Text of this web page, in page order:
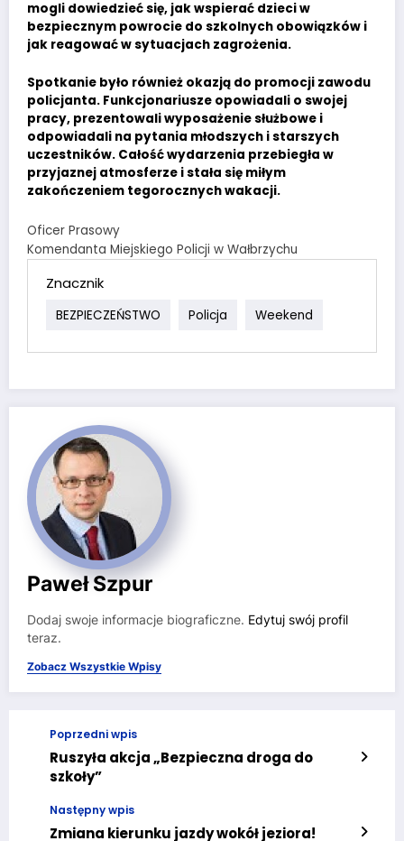
mogli dowiedzieć się, jak wspierać dzieci w
bezpiecznym powrocie do szkolnych obowiązków i
jak reagować w sytuacjach zagrożenia.
Spotkanie było również okazją do promocji zawodu
policjanta. Funkcjonariusze opowiadali o swojej
pracy, prezentowali wyposażenie służbowe i
odpowiadali na pytania młodszych i starszych
uczestników. Całość wydarzenia przebiegła w
przyjaznej atmosferze i stała się miłym
zakończeniem tegorocznych wakacji.
Oficer Prasowy
Komendanta Miejskiego Policji w Wałbrzychu
Znacznik
BEZPIECZEŃSTWO Policja Weekend
Paweł Szpur
Dodaj swoje informacje biograficzne. Edytuj swój profil
teraz.
Zobacz Wszystkie Wpisy
Poprzedni wpis
Ruszyła akcja „Bezpieczna droga do
szkoły”
Następny wpis
Zmiana kierunku jazdy wokół jeziora!